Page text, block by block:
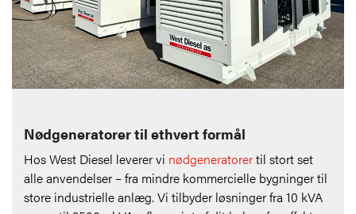
Nødgeneratorer til ethvert formål
Hos West Diesel leverer vi nødgeneratorertil stort set
alle anvendelser – fra mindre kommercielle bygninger til
store industrielle anlæg. Vi tilbyder løsninger fra 10 kVA